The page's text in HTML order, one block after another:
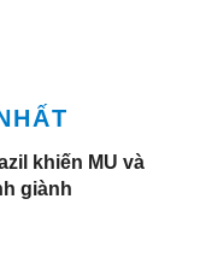
khiến MU và
giành